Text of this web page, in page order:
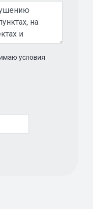
условия